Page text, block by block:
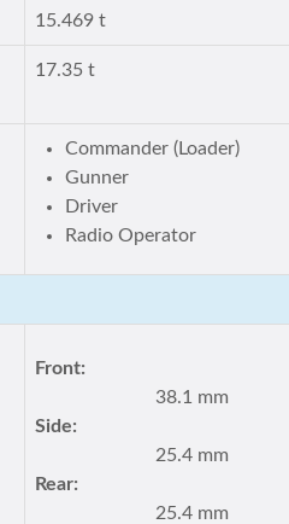
15.469 t
17.35 t
Commander (Loader)
Gunner
Driver
Radio Operator
Front:
38.1 mm
Side:
25.4 mm
Rear:
25.4 mm